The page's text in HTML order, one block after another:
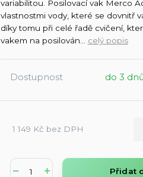
variabilitou. Posilovací vak Merco
vlastnostmi vody, které se dovnitř
díky tomu při celé řadě cvičení,
vakem na posilován... celý popis
Dostupnost do 3
1 149 Kč bez DPH
Přidat